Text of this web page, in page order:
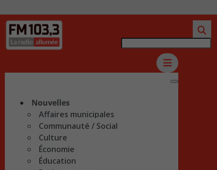
Nouvelles
Affaires municipales
Communauté / Social
Culture
Économie
Éducation